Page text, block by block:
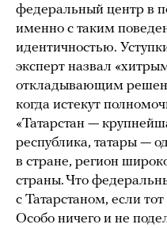
федеральный центр в
именно с таким
идентичностью.
эксперт назвал
откладывающим
когда истекут
«Татарстан —
республика, татары —
в стране, регион
страны. Что
с Татарстаном, если
Особо ничего и не